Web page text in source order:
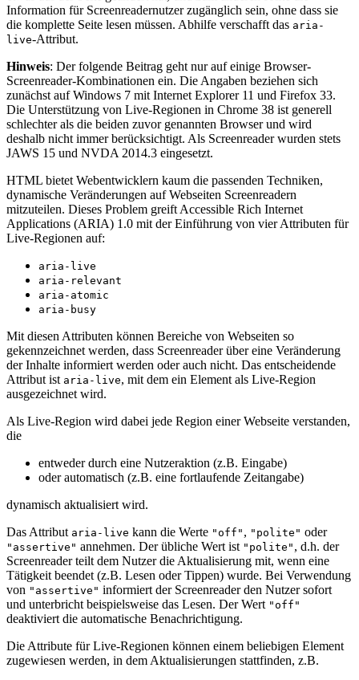
Information für Screenreadernutzer zugänglich sein, ohne dass sie
die komplette Seite lesen müssen. Abhilfe verschafft das aria-
live-Attribut.
Hinweis: Der folgende Beitrag geht nur auf einige Browser-
Screenreader-Kombinationen ein. Die Angaben beziehen sich
zunächst auf Windows 7 mit Internet Explorer 11 und Firefox 33.
Die Unterstützung von Live-Regionen in Chrome 38 ist generell
schlechter als die beiden zuvor genannten Browser und wird
deshalb nicht immer berücksichtigt. Als Screenreader wurden stets
JAWS 15 und NVDA 2014.3 eingesetzt.
HTML bietet Webentwicklern kaum die passenden Techniken,
dynamische Veränderungen auf Webseiten Screenreadern
mitzuteilen. Dieses Problem greift Accessible Rich Internet
Applications (ARIA) 1.0 mit der Einführung von vier Attributen für
Live-Regionen auf:
aria-live
aria-relevant
aria-atomic
aria-busy
Mit diesen Attributen können Bereiche von Webseiten so
gekennzeichnet werden, dass Screenreader über eine Veränderung
der Inhalte informiert werden oder auch nicht. Das entscheidende
Attribut ist aria-live, mit dem ein Element als Live-Region
ausgezeichnet wird.
Als Live-Region wird dabei jede Region einer Webseite verstanden,
die
entweder durch eine Nutzeraktion (z.B. Eingabe)
oder automatisch (z.B. eine fortlaufende Zeitangabe)
dynamisch aktualisiert wird.
Das Attribut aria-live kann die Werte "off" , "polite" oder
"assertive" annehmen. Der übliche Wert ist "polite" , d.h. der
Screenreader teilt dem Nutzer die Aktualisierung mit, wenn eine
Tätigkeit beendet (z.B. Lesen oder Tippen) wurde. Bei Verwendung
von "assertive" informiert der Screenreader den Nutzer sofort
und unterbricht beispielsweise das Lesen. Der Wert "off"
deaktiviert die automatische Benachrichtigung.
Die Attribute für Live-Regionen können einem beliebigen Element
zugewiesen werden, in dem Aktualisierungen stattfinden, z.B.